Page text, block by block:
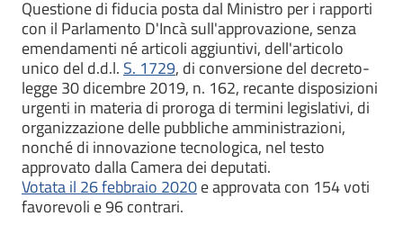
Questione di fiducia posta dal Ministro per i rapporti
con il Parlamento D'Incà sull'approvazione, senza
emendamenti né articoli aggiuntivi, dell'articolo
unico del d.d.l. S. 1729, di conversione del decreto-
legge 30 dicembre 2019, n. 162, recante disposizioni
urgenti in materia di proroga di termini legislativi, di
organizzazione delle pubbliche amministrazioni,
nonché di innovazione tecnologica, nel testo
approvato dalla Camera dei deputati.
Votata il 26 febbraio 2020e approvata con 154 voti
favorevoli e 96 contrari.